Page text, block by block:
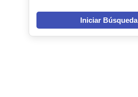
Iniciar Búsqueda